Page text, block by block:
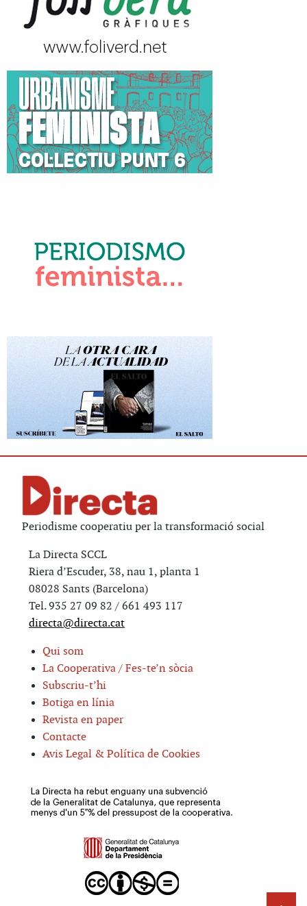
Periodisme cooperatiu per la transformació social
La Directa SCCL
Riera d’Escuder, 38, nau 1, planta 1
08028 Sants (Barcelona)
Tel. 935 27 09 82 / 661 493 117
directa@directa.cat
Qui som
La Cooperativa / Fes-te’n sòcia
Subscriu-t’hi
Botiga en línia
Revista en paper
Contacte
Avis Legal & Política de Cookies